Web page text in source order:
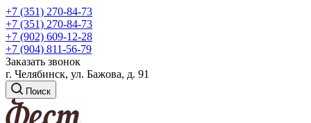
+7 (351) 270-84-73
+7 (351) 270-84-73
+7 (902) 609-12-28
+7 (904) 811-56-79
Заказать звонок
г. Челябинск, ул. Бажова, д. 91
Поиск